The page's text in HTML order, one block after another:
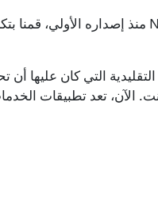
الآن، تعد تطبيقات